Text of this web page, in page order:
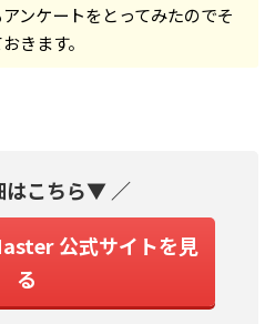
ンケートをとってみたのでそ
きます。
こちら▼ ／
公式サイトを見
る